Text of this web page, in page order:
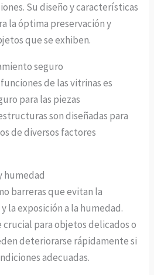
Su diseño y características
la óptima preservación y
que se exhiben.
seguro
de las vitrinas es
para las piezas
son diseñadas para
de diversos factores
humedad
barreras que evitan la
la exposición a la humedad.
crucial para objetos delicados o
deteriorarse rápidamente si
adecuadas.